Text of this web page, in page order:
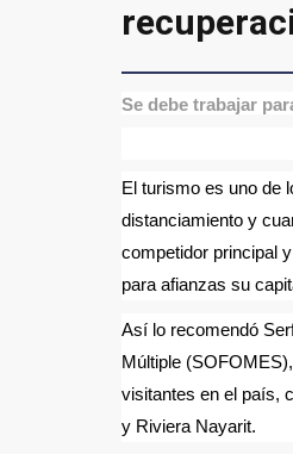
Se debe trabajar
El turismo es uno de
distanciamiento y
competidor principal
para afianzas su
Así lo recomendó
Múltiple
visitantes en el país,
y Riviera Nayarit.